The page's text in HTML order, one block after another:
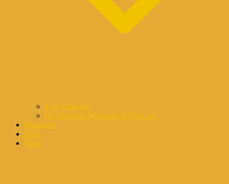
Live Kalender
On-Demand-Webinare & Podcasts
Eintragen
Blog
Mehr